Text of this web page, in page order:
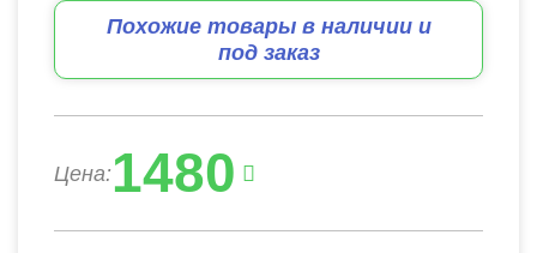
Похожие товары в наличии и
под заказ
Цена:1480